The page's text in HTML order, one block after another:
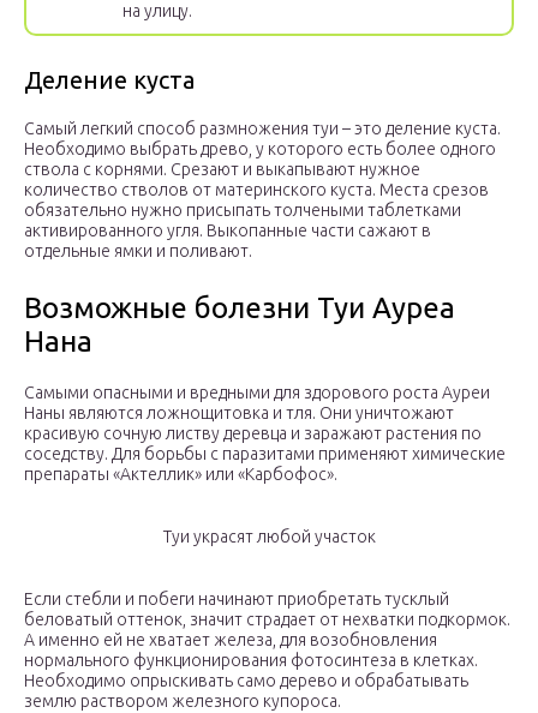
на улицу.
Деление куста
Самый легкий способ размножения туи – это деление куста.
Необходимо выбрать древо, у которого есть более одного
ствола с корнями. Срезают и выкапывают нужное
количество стволов от материнского куста. Места срезов
обязательно нужно присыпать толчеными таблетками
активированного угля. Выкопанные части сажают в
отдельные ямки и поливают.
Возможные болезни Туи Ауреа
Нана
Самыми опасными и вредными для здорового роста Ауреи
Наны являются ложнощитовка и тля. Они уничтожают
красивую сочную листву деревца и заражают растения по
соседству. Для борьбы с паразитами применяют химические
препараты «Актеллик» или «Карбофос».
Туи украсят любой участок
Если стебли и побеги начинают приобретать тусклый
беловатый оттенок, значит страдает от нехватки подкормок.
А именно ей не хватает железа, для возобновления
нормального функционирования фотосинтеза в клетках.
Необходимо опрыскивать само дерево и обрабатывать
землю раствором железного купороса.